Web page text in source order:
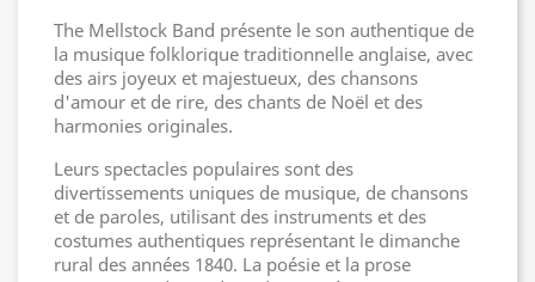
The Mellstock Band présente le son authentique de
la musique folklorique traditionnelle anglaise, avec
des airs joyeux et majestueux, des chansons
d'amour et de rire, des chants de Noël et des
harmonies originales.
Leurs spectacles populaires sont des
divertissements uniques de musique, de chansons
et de paroles, utilisant des instruments et des
costumes authentiques représentant le dimanche
rural des années 1840. La poésie et la prose